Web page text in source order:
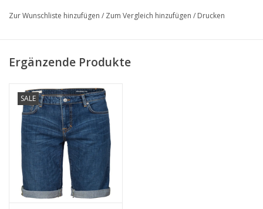
• Materialzusatz: Knöpfe aus Metall
Zur Wunschliste hinzufügen / Zum Vergleich hinzufügen / Drucken
Ergänzende Produkte
SALE